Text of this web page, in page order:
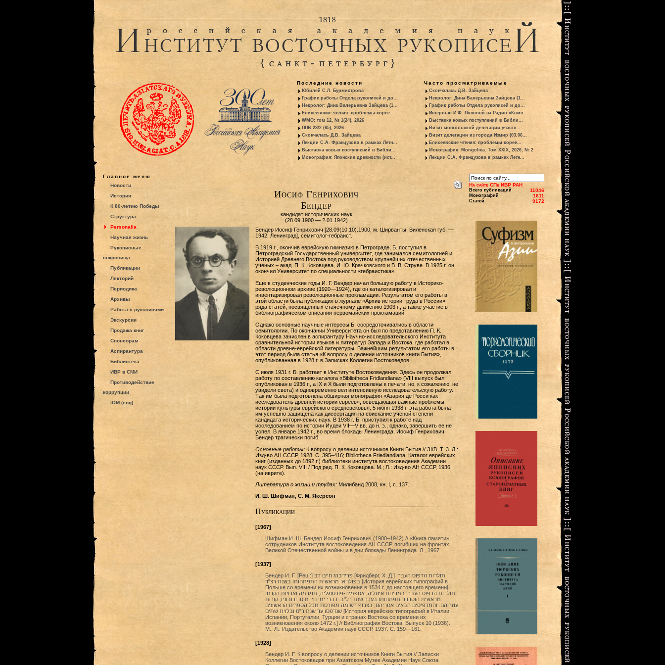
Последние новости
Юбилей С.Л. Бурмистрова
График работы Отдела рукописей и до...
Некролог: Дина Валерьевна Зайцева (1...
Елисеевские чтения: проблемы корее...
WMO: том 12, № 1(24), 2026
ППВ 23/2 (65), 2026
Скончалась Д.В. Зайцева
Лекции С.А. Французова в рамках Летн...
Выставка новых поступлений в Библи...
Монография: Японские древности (ист...
Часто просматриваемые
Скончалась Д.В. Зайцева
Некролог: Дина Валерьевна Зайцева (1...
График работы Отдела рукописей и до...
Интервью И.Ф. Поповой на Радио «Комс...
Выставка новых поступлений в Библи...
Визит монгольской делегации участн...
Визит делегации из города Измир (03.06...
Елисеевские чтения: проблемы корее...
Монография: Mongolica. Том XXIX, 2026, № 2
Лекции С.А. Французова в рамках Летн...
Главное меню
Новости
История
К 80-летию Победы
Структура
Personalia
Научная жизнь
Рукописные
сокровища
Публикации
Лекторий
Периодика
Архивы
Работа с рукописями
Экскурсии
Продажа книг
Спонсорам
Аспирантура
Библиотека
ИВР в СМИ
Противодействие
коррупции
IOM (eng)
Иосиф Генрихович
Бендер
кандидат исторических наук
(28.09.1900 — ?.01.1942)
Бендер Иосиф Генрихович [28.09(10.10).1900, м. Ширванты, Виленская губ. —
1942, Ленинград], семитолог-гебраист.
В 1919 г., окончив еврейскую гимназию в Петрограде, Б. поступил в
Петроградский Государственный университет, где занимался семитологией и
Историей Древнего Востока под руководством крупнейших отечественных
ученых – акад. П. К. Коковцева, И. Ю. Крачковского и В. В. Струве. В 1925 г. он
окончил Университет по специальности «гебраистика».
Еще в студенческие годы И. Г. Бендер начал большую работу в Историко-
революционном архиве (1920—1924), где он каталогизировал и
инвентаризировал революционные прокламации. Результатом его работы в
этой области была публикация в журнале «Архив истории труда в России»
ряда статей, посвященных стачечному движению 1903 г., а также участие в
библиографическом описании первомайских прокламаций.
Однако основные научные интересы Б. сосредоточивались в области
семитологии. По окончании Университета он был по представлению П. К.
Коковцева зачислен в аспирантуру Научно-исследовательского Института
сравнительной истории языков и литератур Запада и Востока, где работал в
области древне-еврейской литературы. Важнейшим результатом его работы в
этот период была статья «К вопросу о делении источников книги Бытия»,
опубликованная в 1928 г. в Записках Коллегии Востоковедов.
С июля 1931 г. Б. работает в Институте Востоковедения. Здесь он продолжал
работу по составлению каталога «Bibliotheca Fridlandiana» (VIII выпуск был
опубликован в 1936 г., а IX и X были подготовлены к печати, но, к сожалению, не
увидели света) и одновременно вел интенсивную исследовательскую работу.
Так им была подготовлена обширная монография «Азария де Росси как
исследователь древней истории евреев», освещающая важные проблемы
истории культуры еврейского средневековья. 5 июня 1938 г. эта работа была
им успешно защищена как диссертация на соискание ученой степени
кандидата исторических наук. В 1938 г. Б. приступил к работе над
исследованием по истории Иудеи VII—V вв. до н. э., однако, завершить ее не
успел. В январе 1942 г., во время блокады Ленинграда, Иосиф Генрихович
Бендер трагически погиб.
Основные работы: К вопросу о делении источников Книги Бытия // ЗКВ. Т. 3. Л.:
Изд-во АН СССР, 1928. С. 395–416; Bibliotheca Friedlandiana. Каталог еврейских
книг (изданных до 1892 г.) библиотеки института востоковедения Академии
наук СССР. Вып. VIII / Под ред. П. К. Коковцова. М.; Л.: Изд-во АН СССР, 1936
(на иврите).
Литература о жизни и трудах: Милибанд 2008, кн. I, с. 137.
И. Ш. Шифман, С. М. Якерсон
Публикации
[1967]
Шифман И. Ш. Бендер Иосиф Генрихович (1900–1942) // «Книга памяти»
сотрудников Института востоковедения АН СССР, погибших на фронтах
Великой Отечественной войны и в дни блокады Ленинграда. Л., 1967.
[1937]
Бендер И. Г. [Рец.:] פרידברג חיים דב [Фридберг, X. Д.] תולדות הדפוס העברי
בפולניא: מראשית התפתחותו בשנת רצ"ד [История еврейских типографий в
Польше со времени их возникновения в 1534 г. до настоящего времени];
תולדות הדפוס העברי במדינות איטליה, אספמיה-פורטוגליה, תוגרמה וארצות הקדם:
מראשית הוסדו והתפתחותו בערך שנת רל"ב. דברי ימי חיי מיסדיו ובוניו, קורות
עוזריהם. והמדפיסים הבאים אחריהם, בצרוף רשימה מפורטת מכל הספרים הראשונים
שנדפסו עד שנת ר"ס ובלוית שתים [История еврейских типографий в Италии,
Испании, Португалии, Турции и странах Востока со времени их
возникновения около 1472 г.] // Библиография Востока. Выпуск 10 (1936).
М.; Л.: Издательство Академии наук СССР, 1937. С. 159—161.
[1928]
Бендер И. Г. К вопросу о делении источников Книги Бытия // Записки
Коллегии Востоковедов при Азиатском Музее Академии Наук Cоюза
На сайте СПб ИВР РАН
Всего публикаций 11046
Монографий 1611
Статей 9172